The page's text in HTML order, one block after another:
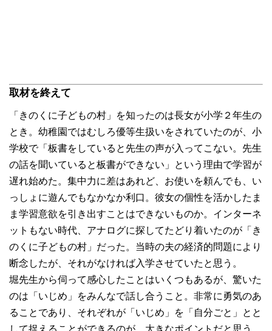
取材を終えて
「きのくに子どもの村」を知ったのは長女が小学２年生の
とき。幼稚園ではむしろ優等生扱いをされていたのが、小
学校で「板書をしていると先生の声が入ってこない。先生
の話を聞いていると板書ができない」という理由で学習が
遅れ始めた。集中力に差はあれど、お使いを頼んでも、い
っしょに遊んでもなかなか利口。彼女の個性を活かしたま
ま学習意欲を引き出すことはできないものか。インターネ
ットもない時代、アナログに探してたどり着いたのが「き
のくに子どもの村」だった。当時の夫の経済的問題により
断念したが、それがなければ入学させていたと思う。
堀先生から伺って感心したことはいくつもあるが、驚いた
のは「いじめ」をみんなで話し合うこと。非常に勇気のあ
ることであり、それぞれが「いじめ」を「自分ごと」とと
して捉えることができるのが、大きなポイントだと思う。